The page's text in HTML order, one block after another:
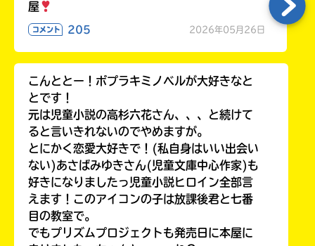
屋
コメント 205 2026年05月26日
こんととー！ポプラキミノベルが大好きなと
とです！
元は児童小説の高杉六花さん、、、と続けて
ると言いきれないのでやめますが。
とにかく恋愛大好きで！(私自身はいい出会い
ない)あさばみゆきさん(児童文庫中心作家)も
好きになりましたっ児童小説ヒロイン全部言
えます！このアイコンの子は放課後君と七番
目の教室で。
でもプリズムプロジェクトも発売日に本屋に
戻
る